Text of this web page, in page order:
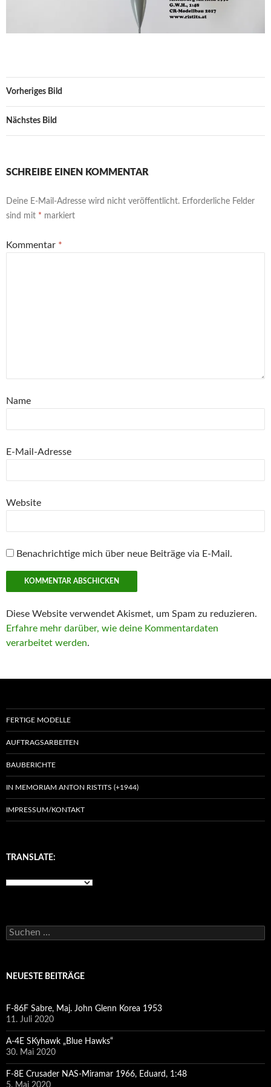
Vorheriges Bild
Nächstes Bild
SCHREIBE EINEN KOMMENTAR
Deine E-Mail-Adresse wird nicht veröffentlicht. Erforderliche Felder
sind mit * markiert
Kommentar *
Name
E-Mail-Adresse
Website
Benachrichtige mich über neue Beiträge via E-Mail.
Diese Website verwendet Akismet, um Spam zu reduzieren.
Erfahre mehr darüber, wie deine Kommentardaten
verarbeitet werden.
FERTIGE MODELLE
AUFTRAGSARBEITEN
BAUBERICHTE
IN MEMORIAM ANTON RISTITS (+1944)
IMPRESSUM/KONTAKT
TRANSLATE:
Suchen
nach:
NEUESTE BEITRÄGE
F-86F Sabre, Maj. John Glenn Korea 1953
11. Juli 2020
A-4E SKyhawk „Blue Hawks“
30. Mai 2020
F-8E Crusader NAS-Miramar 1966, Eduard, 1:48
5. Mai 2020